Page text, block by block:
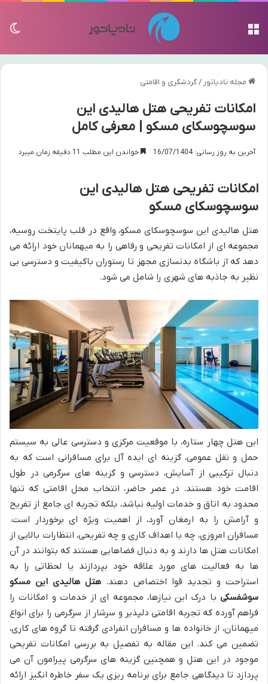
مجله نادیاتور /گردشگری و اقامتی
امکانات تفریحی هتل هالیدی این
سوسچوسکای مسکو | معرفی کامل
آخرین به روز رسانی: 16/07/1404 خواندن این مطلب 11 دقیقه زمان میبرد
امکانات تفریحی هتل هالیدی این
سوسچوسکای مسکو
هتل هالیدی این سوسچوسکای مسکو، واقع در قلب پایتخت روسیه،
مجموعه ای از امکانات تفریحی و رفاهی را به میهمانان خود ارائه می
دهد که از باشگاه بدنسازی مجهز تا رستوران باکیفیت و دسترسی بی
نظیر به جاذبه های شهری را شامل می شود.
این هتل چهار ستاره، با موقعیت مرکزی و دسترسی عالی به سیستم
حمل و نقل عمومی، گزینه ای ایده آل برای مسافرانی است که به
دنبال ترکیبی از آسایش، دسترسی و گزینه های سرگرمی در طول
اقامت خود هستند. در عصر حاضر، انتخاب محل اقامتی که تنها
محدود به اتاق و خدمات اولیه نباشد، بلکه تجربه ای جامع از تفریح
و آرامش را به ارمغان آورد، از اهمیت ویژه ای برخوردار است.
مسافران امروزی، چه با اهداف کاری و چه تفریحی، انتظارات بالایی از
امکانات هتل ها دارند و به دنبال فضاهایی هستند که بتوانند در آن
ها به فعالیت های مورد علاقه خود بپردازند یا لحظاتی را به
استراحت و تجدید قوا اختصاص دهند. هتل هالیدی این مسکو
سوشفسکی با درک این نیازها، مجموعه ای از خدمات و امکانات را
فراهم آورده که تجربه اقامتی دلپذیر و سرشار از سرگرمی را برای انواع
میهمانان، از خانواده ها و مسافران انفرادی گرفته تا گروه های کاری،
تضمین می کند. این مقاله به تفصیل به بررسی امکانات تفریحی
موجود در این هتل و همچنین گزینه های سرگرمی پیرامون آن می
پردازد تا دیدگاهی جامع برای برنامه ریزی یک سفر خاطره انگیز ارائه